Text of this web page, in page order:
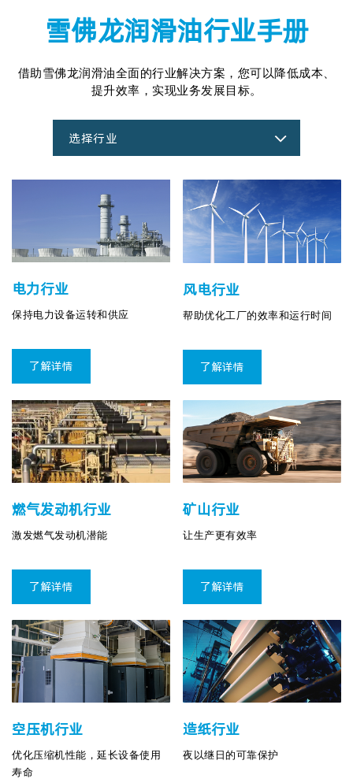
雪佛龙润滑油行业手册
借助雪佛龙润滑油全面的行业解决方案，您可以降低成本、
提升效率，实现业务发展目标。
选择行业
电力行业
保持电力设备运转和供应
了解详情
风电行业
帮助优化工厂的效率和运行时间
了解详情
燃气发动机行业
激发燃气发动机潜能
了解详情
矿山行业
让生产更有效率
了解详情
空压机行业
优化压缩机性能，延长设备使用
寿命
造纸行业
夜以继日的可靠保护